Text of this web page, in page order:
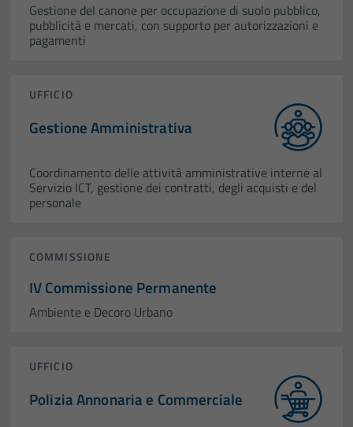
Gestione del canone per occupazione di suolo pubblico,
pubblicità e mercati, con supporto per autorizzazioni e
pagamenti
UFFICIO
Gestione Amministrativa
Coordinamento delle attività amministrative interne al
Servizio ICT, gestione dei contratti, degli acquisti e del
personale
COMMISSIONE
IV Commissione Permanente
Ambiente e Decoro Urbano
UFFICIO
Polizia Annonaria e Commerciale